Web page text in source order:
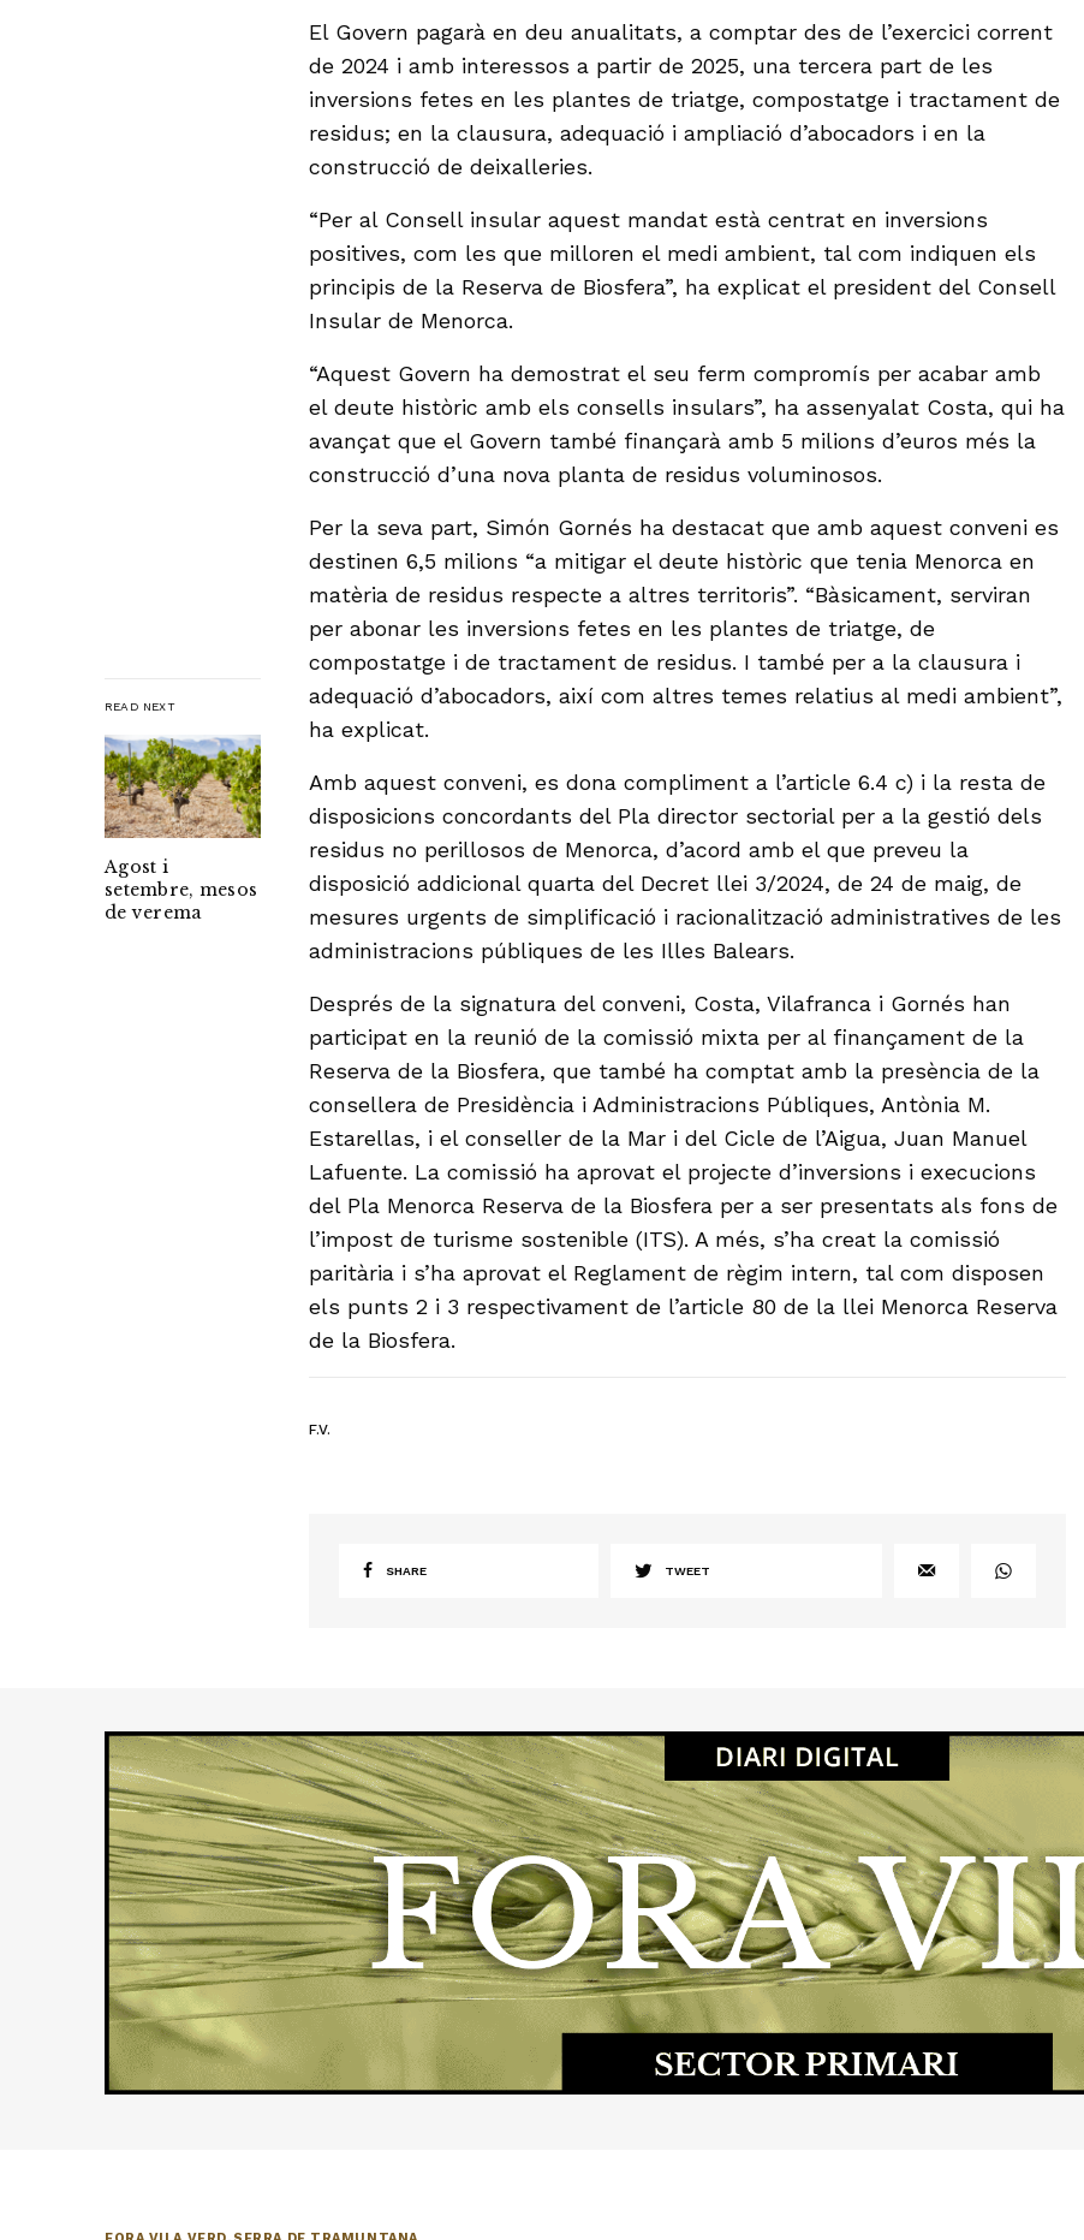
READ NEXT
Agost i
setembre, mesos
de verema
El Govern pagarà en deu anualitats, a comptar des de l’exercici corrent
de 2024 i amb interessos a partir de 2025, una tercera part de les
inversions fetes en les plantes de triatge, compostatge i tractament de
residus; en la clausura, adequació i ampliació d’abocadors i en la
construcció de deixalleries.
“Per al Consell insular aquest mandat està centrat en inversions
positives, com les que milloren el medi ambient, tal com indiquen els
principis de la Reserva de Biosfera”, ha explicat el president del Consell
Insular de Menorca.
“Aquest Govern ha demostrat el seu ferm compromís per acabar amb
el deute històric amb els consells insulars”, ha assenyalat Costa, qui ha
avançat que el Govern també finançarà amb 5 milions d’euros més la
construcció d’una nova planta de residus voluminosos.
Per la seva part, Simón Gornés ha destacat que amb aquest conveni es
destinen 6,5 milions “a mitigar el deute històric que tenia Menorca en
matèria de residus respecte a altres territoris”. “Bàsicament, serviran
per abonar les inversions fetes en les plantes de triatge, de
compostatge i de tractament de residus. I també per a la clausura i
adequació d’abocadors, així com altres temes relatius al medi ambient”,
ha explicat.
Amb aquest conveni, es dona compliment a l’article 6.4 c) i la resta de
disposicions concordants del Pla director sectorial per a la gestió dels
residus no perillosos de Menorca, d’acord amb el que preveu la
disposició addicional quarta del Decret llei 3/2024, de 24 de maig, de
mesures urgents de simplificació i racionalització administratives de les
administracions públiques de les Illes Balears.
Després de la signatura del conveni, Costa, Vilafranca i Gornés han
participat en la reunió de la comissió mixta per al finançament de la
Reserva de la Biosfera, que també ha comptat amb la presència de la
consellera de Presidència i Administracions Públiques, Antònia M.
Estarellas, i el conseller de la Mar i del Cicle de l’Aigua, Juan Manuel
Lafuente. La comissió ha aprovat el projecte d’inversions i execucions
del Pla Menorca Reserva de la Biosfera per a ser presentats als fons de
l’impost de turisme sostenible (ITS). A més, s’ha creat la comissió
paritària i s’ha aprovat el Reglament de règim intern, tal com disposen
els punts 2 i 3 respectivament de l’article 80 de la llei Menorca Reserva
de la Biosfera.
F.V.
SHARE TWEET